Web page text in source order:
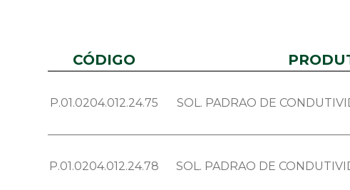
CÓDIGO
P.01.0204.012.24.75 SOL. PADRAO DE
P.01.0204.012.24.78 SOL. PADRAO DE